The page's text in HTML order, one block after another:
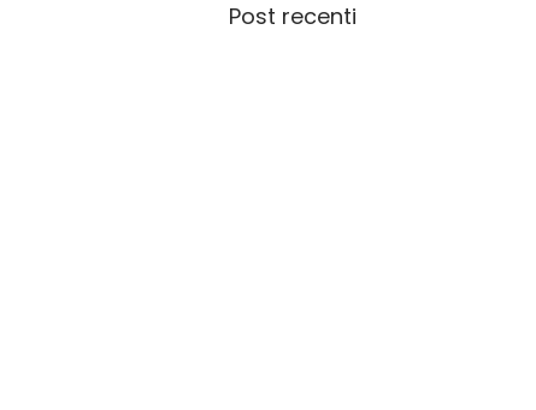
Post recenti